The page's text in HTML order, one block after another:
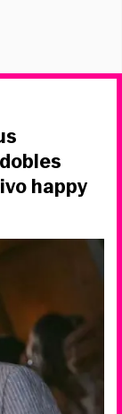
happy